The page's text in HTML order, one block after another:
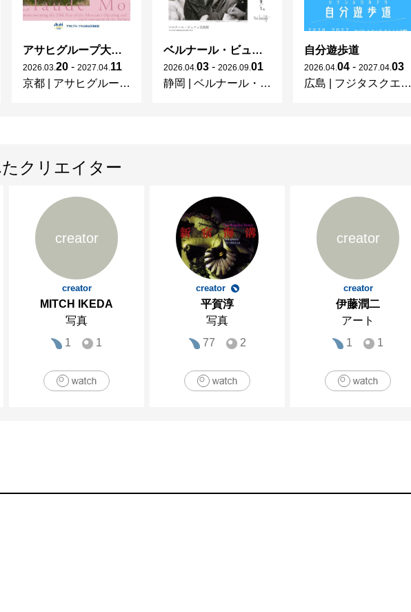
アサヒグループ大山崎山荘美術館 開館30周年記念展「没後100年 クロード・モネ」
2026 03 20 - 2027 04 11
京都
アサヒグループ大山崎山荘美術館
ベルナール・ビュフェと写真 ーカメラがとらえたビュフェとその時代、そして21 世紀へ
2026 04 03 - 2026 09 01
静岡
ベルナール・ビュフェ美術館
自分遊歩道
2026 04 04 - 2027 04 03
広島
フジタスクエアまるくる大野
クリエイター
creator
creator
MITCH IKEDA
写真
1
1
creator
平賀淳
写真
77
2
creator
creator
伊藤潤二
アート
1
1